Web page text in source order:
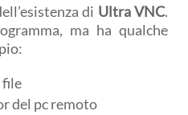
di Ultra VNC.
ma ha qualche
file
del pc remoto